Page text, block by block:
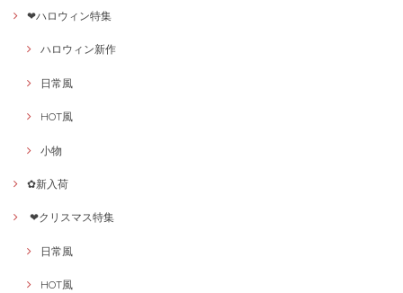
❤ハロウィン特集
ハロウィン新作
日常風
HOT風
小物
✿新入荷
❤クリスマス特集
日常風
HOT風